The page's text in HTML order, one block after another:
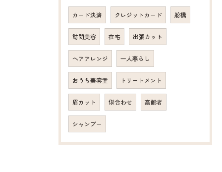
カード決済 クレジットカード 船橋
訪問美容 在宅 出張カット
ヘアアレンジ 一人暮らし
おうち美容室 トリートメント
眉カット 似合わせ 高齢者
シャンプー